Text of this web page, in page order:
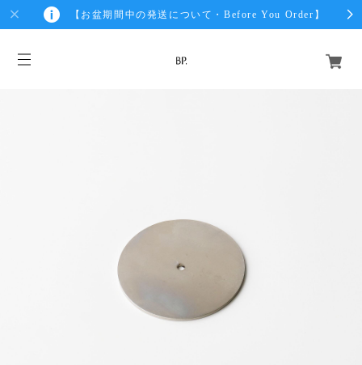
【お盆期間中の発送について・Before You Order】